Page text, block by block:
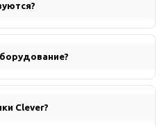
Clever?